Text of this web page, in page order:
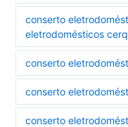
conserto
eletrodomésticos
conserto
conserto
conserto